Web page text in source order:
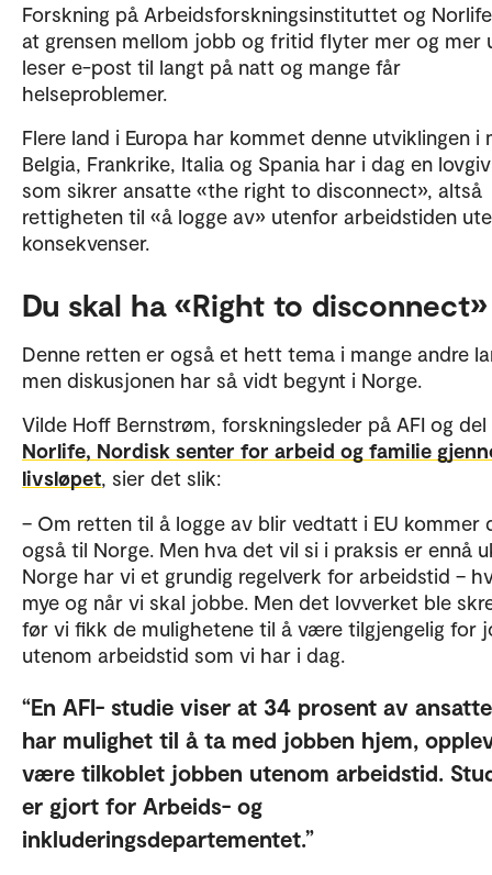
Forskning på Arbeidsforskningsinstituttet og
at grensen mellom jobb og fritid flyter mer og mer
leser e-post til langt på natt og mange får
helseproblemer.
Flere land i Europa har kommet denne utviklingen i
Belgia, Frankrike, Italia og Spania har i dag en
som sikrer ansatte «the right to disconnect», altså
rettigheten til «å logge av» utenfor arbeidstiden
konsekvenser.
Du skal ha «Right to disconnect»
Denne retten er også et hett tema i mange andre
men diskusjonen har så vidt begynt i Norge.
Vilde Hoff Bernstrøm, forskningsleder på AFI og del
Norlife, Nordisk senter for arbeid og familie
livsløpet, sier det slik:
– Om retten til å logge av blir vedtatt i EU kommer
også til Norge. Men hva det vil si i praksis er ennå
Norge har vi et grundig regelverk for arbeidstid –
mye og når vi skal jobbe. Men det lovverket ble
før vi fikk de mulighetene til å være tilgjengelig for
utenom arbeidstid som vi har i dag.
En AFI- studie viser at 34 prosent av
har mulighet til å ta med jobben hjem,
være tilkoblet jobben utenom arbeidstid.
er gjort for Arbeids- og
inkluderingsdepartementet.